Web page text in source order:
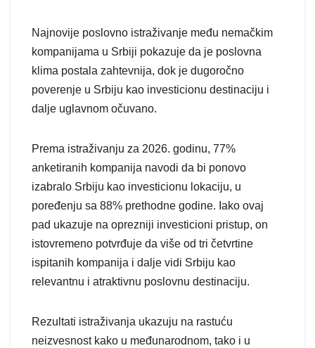
Najnovije poslovno istraživanje među nemačkim
kompanijama u Srbiji pokazuje da je poslovna
klima postala zahtevnija, dok je dugoročno
poverenje u Srbiju kao investicionu destinaciju i
dalje uglavnom očuvano.
Prema istraživanju za 2026. godinu, 77%
anketiranih kompanija navodi da bi ponovo
izabralo Srbiju kao investicionu lokaciju, u
poređenju sa 88% prethodne godine. Iako ovaj
pad ukazuje na oprezniji investicioni pristup, on
istovremeno potvrđuje da više od tri četvrtine
ispitanih kompanija i dalje vidi Srbiju kao
relevantnu i atraktivnu poslovnu destinaciju.
Rezultati istraživanja ukazuju na rastuću
neizvesnost kako u međunarodnom, tako i u